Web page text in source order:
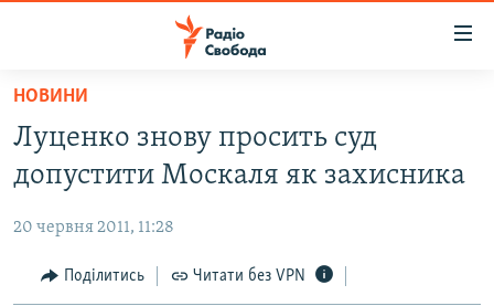
Перейти
основного
матеріалу
Перейти
до
навігації
ВСЕ ЗА ДОБУ
СТАТТІ
ПОЛІТИКА
ЕКОНОМІКА
ВІЙНА
РОСІЙСЬКА «ФІЛЬТРАЦІЯ»
НОВИНИ
Луценко знову просить суд
допустити Москаля як захисника
20 червня 2011, 11:28
Поділитись Читати без VPN